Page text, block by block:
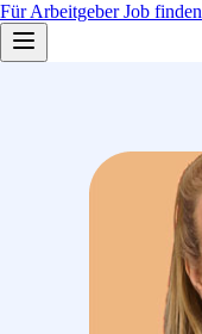
Für ArbeitgeberJob finden